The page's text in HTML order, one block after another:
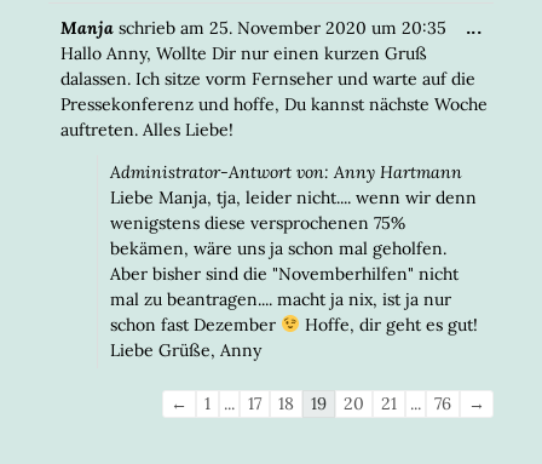
Manja schrieb am 25. November 2020 um 20:35
Hallo Anny, Wollte Dir nur einen kurzen Gruß
dalassen. Ich sitze vorm Fernseher und warte auf die
Pressekonferenz und hoffe, Du kannst nächste Woche
auftreten. Alles Liebe!
Administrator-Antwort von: Anny Hartmann
Liebe Manja, tja, leider nicht.... wenn wir denn
wenigstens diese versprochenen 75%
bekämen, wäre uns ja schon mal geholfen.
Aber bisher sind die "Novemberhilfen" nicht
mal zu beantragen.... macht ja nix, ist ja nur
schon fast Dezember
Hoffe, dir geht es gut!
Liebe Grüße, Anny
...DIESE
Navigation
← 1 ... 17 18 19 20 21 ... 76 →